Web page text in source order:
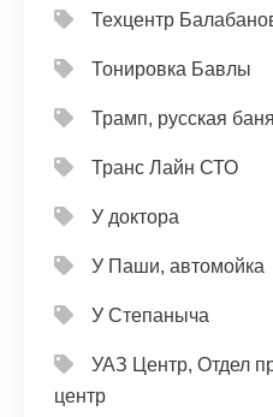
Техцентр
Тонировка Бавлы
Трамп, русская
Транс Лайн СТО
У доктора
У Паши, автомойка
У Степаныча
УАЗ Центр, Отдел
центр